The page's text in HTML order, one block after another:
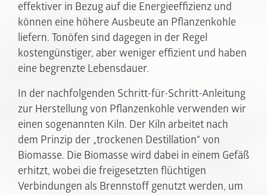
effektiver in Bezug auf die Energieeffizienz und
können eine höhere Ausbeute an Pflanzenkohle
liefern. Tonöfen sind dagegen in der Regel
kostengünstiger, aber weniger effizient und haben
eine begrenzte Lebensdauer.
In der nachfolgenden Schritt-für-Schritt-Anleitung
zur Herstellung von Pflanzenkohle verwenden wir
einen sogenannten Kiln. Der Kiln arbeitet nach
dem Prinzip der „trockenen Destillation“ von
Biomasse. Die Biomasse wird dabei in einem Gefäß
erhitzt, wobei die freigesetzten flüchtigen
Verbindungen als Brennstoff genutzt werden, um